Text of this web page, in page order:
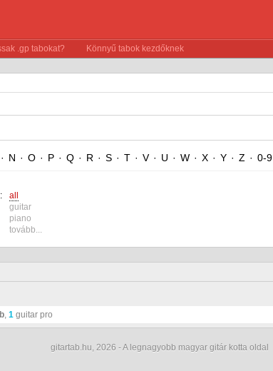
.gp tabokat? Könnyű tabok kezdőknek
· N · O · P · Q · R · S · T · V · U · W · X · Y · Z · 0-9
all
guitar
piano
tovább...
, 1 guitar pro
gitartab.hu, 2026 - A legnagyobb magyar gitár kotta oldal